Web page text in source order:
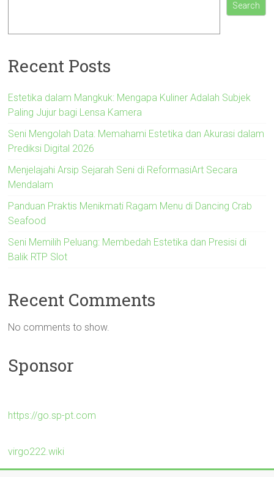
Search
Recent Posts
Estetika dalam Mangkuk: Mengapa Kuliner Adalah Subjek
Paling Jujur bagi Lensa Kamera
Seni Mengolah Data: Memahami Estetika dan Akurasi dalam
Prediksi Digital 2026
Menjelajahi Arsip Sejarah Seni di ReformasiArt Secara
Mendalam
Panduan Praktis Menikmati Ragam Menu di Dancing Crab
Seafood
Seni Memilih Peluang: Membedah Estetika dan Presisi di
Balik RTP Slot
Recent Comments
No comments to show.
Sponsor
https://go.sp-pt.com
virgo222.wiki